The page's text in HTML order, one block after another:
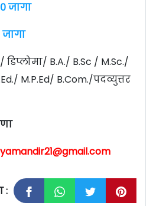
जागा
जागा
डिप्लोमा/ B.A./ B.Sc / M.Sc./
M.P.Ed/ B.Com./पदव्युत्तर
: